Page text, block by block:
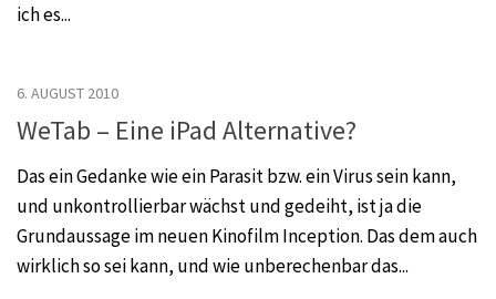
ich es...
6. AUGUST 2010
WeTab – Eine iPad Alternative?
Das ein Gedanke wie ein Parasit bzw. ein Virus sein kann,
und unkontrollierbar wächst und gedeiht, ist ja die
Grundaussage im neuen Kinofilm Inception. Das dem auch
wirklich so sei kann, und wie unberechenbar das...